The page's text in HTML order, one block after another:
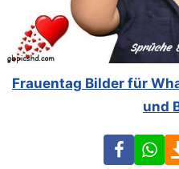
Frauentag Bilder für
und